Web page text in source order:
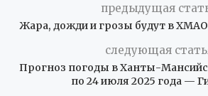
предыдущая
Жара, дожди и грозы будут в
следующая
Прогноз погоды в Ханты-
по 24 июля 2025 года —